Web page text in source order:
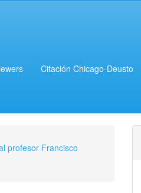
Citación Chicago-Deusto
profesor Francisco